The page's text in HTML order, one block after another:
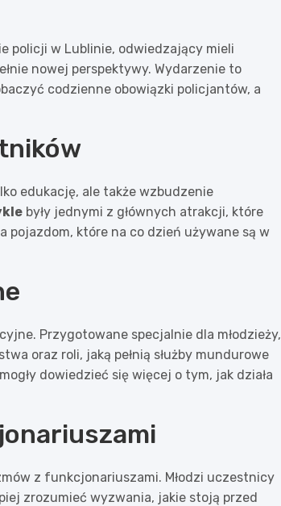
policji w Lublinie, odwiedzający mieli
nowej perspektywy. Wydarzenie to
codzienne obowiązki policjantów, a
edukację, ale także wzbudzenie
były jednymi z głównych atrakcji, które
pojazdom, które na co dzień używane są w
Przygotowane specjalnie dla młodzieży,
oraz roli, jaką pełnią służby mundurowe
dowiedzieć się więcej o tym, jak działa
z funkcjonariuszami. Młodzi uczestnicy
zrozumieć wyzwania, jakie stoją przed